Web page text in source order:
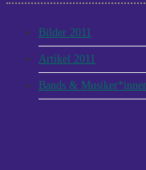
Bilder 2011
Artikel 2011
Bands &